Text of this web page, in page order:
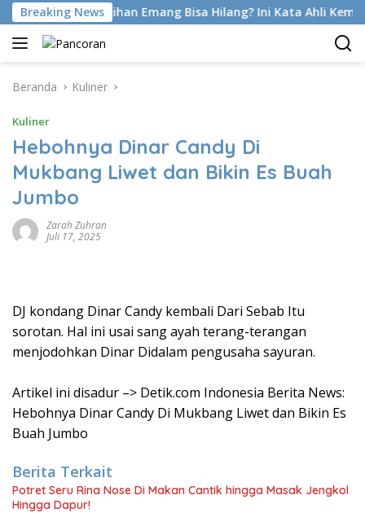
Langsung
ke
konten
Breaking News
Foot Di Latihan Emang Bisa Hilang? Ini Kata Ahli
Beranda Kuliner
Kuliner
Hebohnya Dinar Candy Di
Mukbang Liwet dan Bikin Es Buah
Jumbo
Zarah Zuhran
Juli 17, 2025
DJ kondang Dinar Candy kembali Dari Sebab Itu
sorotan. Hal ini usai sang ayah terang-terangan
menjodohkan Dinar Didalam pengusaha sayuran.
Artikel ini disadur –> Detik.com Indonesia Berita News:
Hebohnya Dinar Candy Di Mukbang Liwet dan Bikin Es
Buah Jumbo
Berita Terkait
Potret Seru Rina Nose Di Makan Cantik hingga Masak Jengkol
Hingga Dapur!